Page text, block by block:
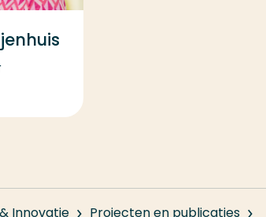
Innovatie Projecten en publicaties